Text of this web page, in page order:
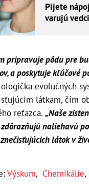
Pijete
varujú
pripravuje pôdu pre
a poskytuje kľúčové
evolučných
látkam, čím
reťazca. „Naše
naliehavú
látok v
Výskum, Chemikálie